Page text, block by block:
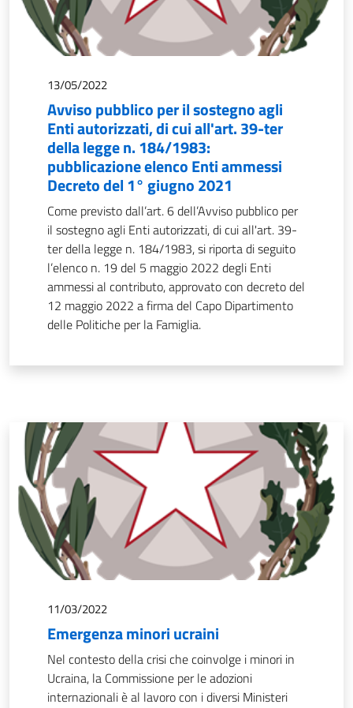
13/05/2022
Avviso pubblico per il sostegno agli
Enti autorizzati, di cui all'art. 39-ter
della legge n. 184/1983:
pubblicazione elenco Enti ammessi
Decreto del 1° giugno 2021
Come previsto dall’art. 6 dell’Avviso pubblico per
il sostegno agli Enti autorizzati, di cui all'art. 39-
ter della legge n. 184/1983, si riporta di seguito
l’elenco n. 19 del 5 maggio 2022 degli Enti
ammessi al contributo, approvato con decreto del
12 maggio 2022 a firma del Capo Dipartimento
delle Politiche per la Famiglia.
11/03/2022
Emergenza minori ucraini
Nel contesto della crisi che coinvolge i minori in
Ucraina, la Commissione per le adozioni
internazionali è al lavoro con i diversi Ministeri